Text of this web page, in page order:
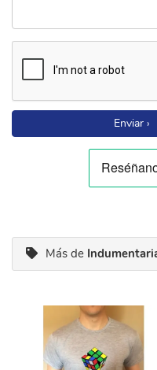
Enviar ›
Más de